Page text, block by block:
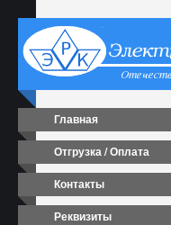
Главная
Отгрузка / Оплата
Контакты
Реквизиты